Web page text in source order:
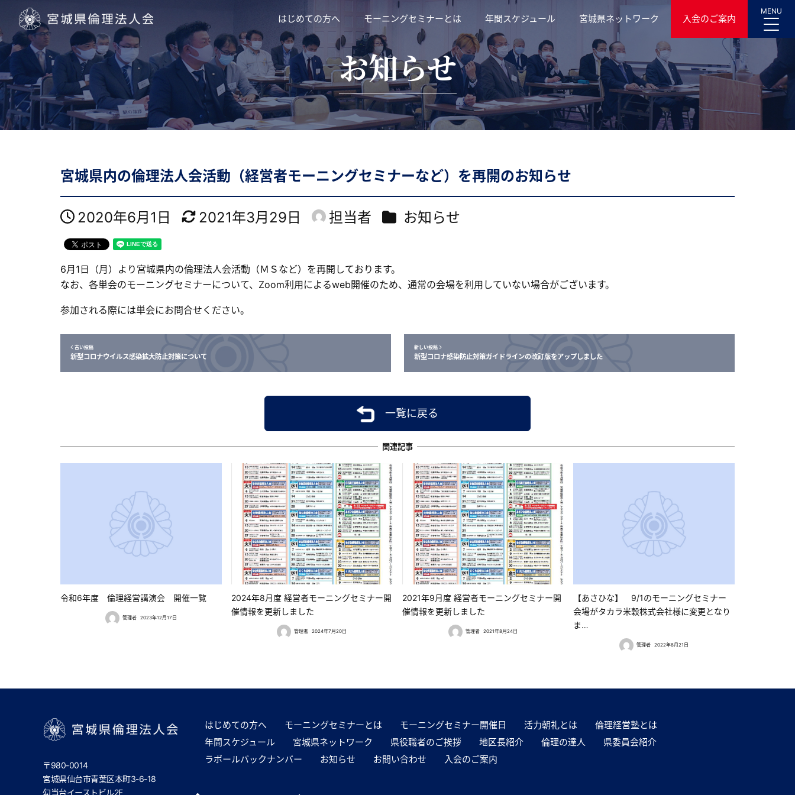
宮城県倫理法人会
はじめての方へ モーニングセミナーとは 年間スケジュール 宮城県ネットワーク 入会のご案内
MENU
お知らせ
宮城県内の倫理法人会活動（経営者モーニングセミナーなど）を再開のお知らせ
投稿日
2020年6月1日
更新日
2021年3月29日
著
担当者 カテゴリー
お知らせ
6月1日（月）より宮城県内の倫理法人会活動（ＭＳなど）を再開しております。
なお、各単会のモーニングセミナーについて、Zoom利用によるweb開催のため、通常の会場を利用していない場合がございます。
参加される際には単会にお問合せください。
古い投稿
新型コロナウイルス感染拡大防止対策について
新しい投稿
新型コロナ感染防止対策ガイドラインの改訂版をアップしました
一覧に戻る
関連記事
令和6年度 倫理経営講演会 開催一覧
管理者 2023年12月17日
2024年8月度 経営者モーニングセミナー開
催情報を更新しました
管理者 2024年7月20日
2021年9月度 経営者モーニングセミナー開
催情報を更新しました
管理者 2021年8月24日
【あさひな】 9/1のモーニングセミナー
会場がタカラ米穀株式会社様に変更となり
ま…
管理者 2022年8月21日
〒980-0014
宮城県仙台市青葉区本町3-6-18
勾当台イーストビル2F
はじめての方へ モーニングセミナーとは モーニングセミナー開催日 活力朝礼とは
倫理経営塾とは
年間スケジュール
宮城県ネットワーク 県役職者のご挨拶 地区長紹介 倫理の達人
県委員会紹介
ラポールバックナンバー
お知らせ お問い合わせ 入会のご案内